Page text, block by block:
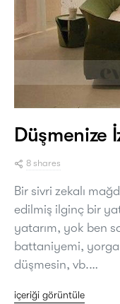
Düşmenize
8 shares
Bir sivri zekalı
edilmiş ilginç bir
yatarım, yok ben
battaniyemi,
düşmesin, vb.…
içeriği görüntüle